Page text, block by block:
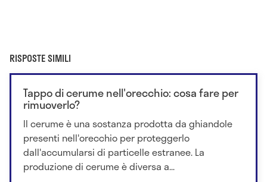
RISPOSTE SIMILI
Tappo di cerume nell'orecchio: cosa fare per
rimuoverlo?
Il cerume è una sostanza prodotta da ghiandole
presenti nell'orecchio per proteggerlo
dall'accumularsi di particelle estranee. La
produzione di cerume è diversa a...